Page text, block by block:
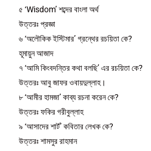
৫ ‘Wisdom’ শব্দের বাংলা অর্থ
উত্তরঃ প্রজ্ঞা
৬ ‘অলৌকিক ইস্টিমার’ গ্রন্থের রচয়িতা কে?
হূমায়ুন আজাদ
৭ ‘আমি কিংবদন্তির কথা বলছি’ এর রচয়িতা কে?
উত্তরঃ আবু জাফর ওবায়দুল্লাহ।
৮ ‘আমীর হামজা’ কাব্য রচনা করেন কে?
উত্তরঃ ফকির গরীবুল্লাহ
৯ ‘আসাদের শার্ট’ কবিতার লেখক কে?
উত্তরঃ শামসুর রাহমান